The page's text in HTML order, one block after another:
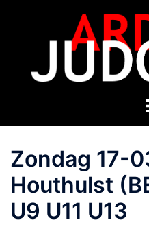
Zondag 17-
Houthulst
U9 U11 U13